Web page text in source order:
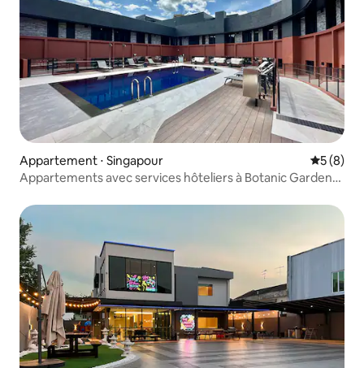
Appartement ⋅ Singapour
5 (8)
Appartements avec services hôteliers à Botanic Gardens